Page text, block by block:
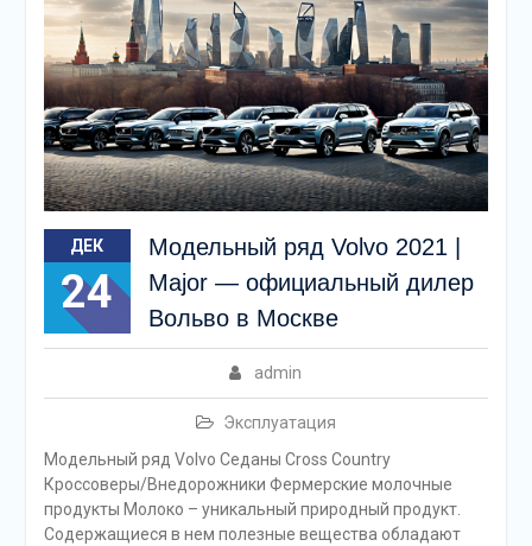
ДЕК
24
Модельный ряд Volvo 2021 |
Major — официальный дилер
Вольво в Москве
admin
Эксплуатация
Модельный ряд Volvo Седаны Cross Country
Кроссоверы/Внедорожники Фермерские молочные
продукты Молоко – уникальный природный продукт.
Содержащиеся в нем полезные вещества обладают